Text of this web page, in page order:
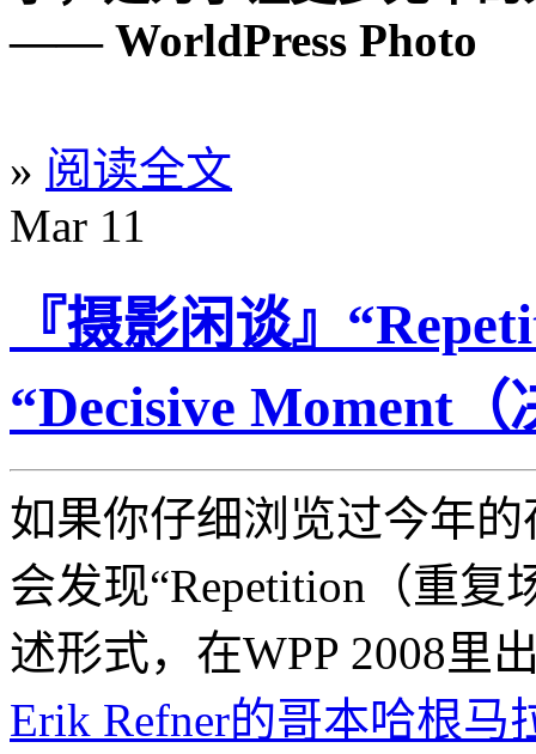
—— WorldPress Photo
» 阅读全文
Mar 11
『摄影闲谈』
“Decisive Moment
如果你仔细浏览过今年
会发现“Repetition（重复
述形式，在WPP 2008里
Erik Refner的哥本哈根马